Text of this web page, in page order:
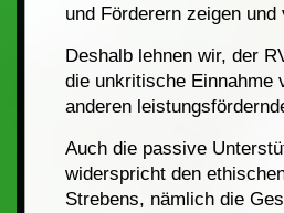
und Förderern zeigen und
Deshalb lehnen wir, der
die unkritische Einnahme
anderen
Auch die passive
widerspricht den
Strebens, nämlich die